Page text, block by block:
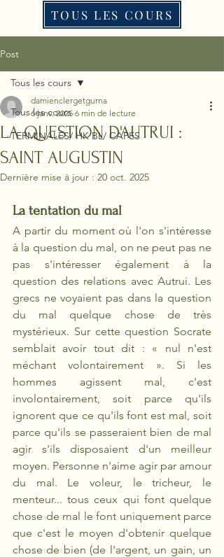
TOUS LES COURS
Post
Tous les cours
TERMINALES/ HK BL/ CAPES
Tous les cours
LA QUESTION D'AUTRUI :
SAINT AUGUSTIN
damienclergetgurna
6 janv. 2025 6 min de lecture
Dernière mise à jour : 20 oct. 2025
La tentation du mal
A partir du moment où l'on s'intéresse
à la question du mal, on ne peut pas ne
pas s'intéresser également à la
question des relations avec Autrui. Les
grecs ne voyaient pas dans la question
du mal quelque chose de très
mystérieux. Sur cette question Socrate
semblait avoir tout dit : «
nul n'est
méchant volontairement ». Si les
hommes agissent mal, c'est
involontairement, soit parce qu'ils
ignorent que ce qu'ils font est mal, soit
parce qu'ils se passeraient bien de mal
agir s'ils disposaient d'un meilleur
moyen. Personne n'aime agir par amour
du mal. Le voleur, le tricheur, le
menteur... tous ceux qui font quelque
chose de mal le font uniquement parce
que c'est le moyen d'obtenir quelque
chose de bien (de l'argent, un gain, un